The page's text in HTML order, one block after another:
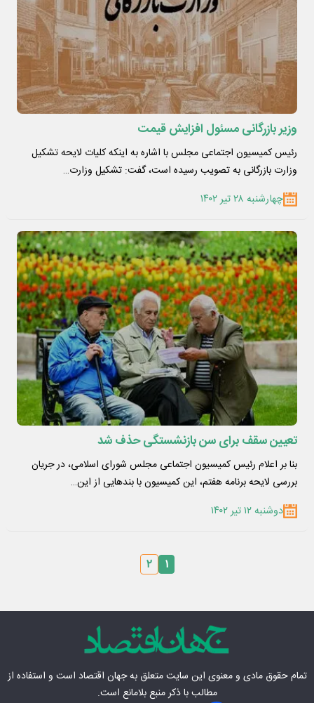
وزیر بازرگانی مسئول افزایش قیمت
رئیس کمیسیون اجتماعی مجلس با اشاره به اینکه کلیات لایحه تشکیل
وزارت بازرگانی به تصویب رسیده است، گفت: تشکیل وزارت…
چهارشنبه ۲۸ تیر ۱۴۰۲
تعیین سقف برای سن بازنشستگی حذف شد
بنا بر اعلام رئیس کمیسیون اجتماعی مجلس شورای اسلامی، در جریان
بررسی لایحه برنامه هفتم، این کمیسیون با بندهایی از این…
دوشنبه ۱۲ تیر ۱۴۰۲
۱ ۲
تمام حقوق مادی‌ و معنوی این سایت متعلق بهجهان اقتصاد است و استفاده از
مطالب با ذکر منبع بلامانع است.